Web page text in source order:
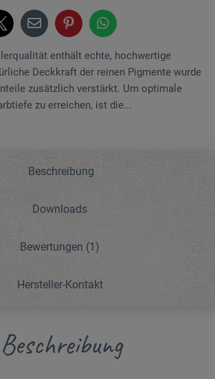
enthält echte, hochwertige
Deckkraft der reinen Pigmente wurde
zusätzlich verstärkt. Um optimale
zu erreichen, ist die...
Beschreibung
Downloads
Bewertungen (1)
Hersteller-Kontakt
Beschreibung